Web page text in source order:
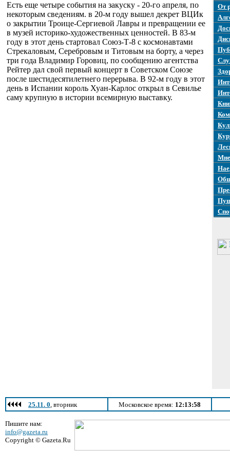
Есть еще четыре события на закуску - 20-го апреля, по
некоторым сведениям. в 20-м году вышел декрет ВЦИк
о закрытии Троице-Сергиевой Лавры и превращении ее
в музей историко-художественных ценностей. В 83-м
году в этот день стартовал Союз-Т-8 с космонавтами
Стрекаловым, Серебровым и Титовым на борту, а через
три года Владимир Горовиц, по сообщению агентства
Рейтер дал свой первый концерт в Советском Союзе
после шестидесятилетнего перерыва. В 92-м году в этот
день в Испании король Хуан-Карлос открыл в Севилье
саму крупную в истории всемирную выставку.
От
25.11. 0, вторник Московское время: 12:13:58
Пишите нам:
info@gazeta.ru
Copyright © Gazeta.Ru